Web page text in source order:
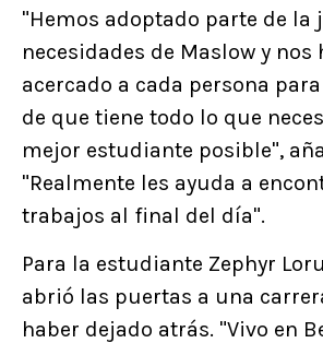
"Hemos adoptado parte de la
necesidades de Maslow y nos
acercado a cada persona
de que tiene todo lo que
mejor estudiante posible",
"Realmente les ayuda a
trabajos al final del día".
Para la estudiante Zephyr
abrió las puertas a una
haber dejado atrás. "Vivo en